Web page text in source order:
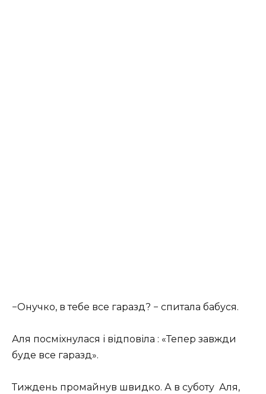
−Онучко, в тебе все гаразд? − спитала бабуся.
Аля посміхнулася і відповіла : «Тепер завжди
буде все гаразд».
Тиждень промайнув швидко. А в суботу Аля,